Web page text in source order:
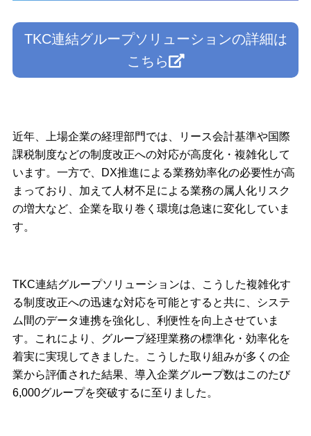
TKC連結グループソリューションの詳細は
こちら
近年、上場企業の経理部門では、リース会計基準や国際
課税制度などの制度改正への対応が高度化・複雑化して
います。一方で、DX推進による業務効率化の必要性が高
まっており、加えて人材不足による業務の属人化リスク
の増大など、企業を取り巻く環境は急速に変化していま
す。
TKC連結グループソリューションは、こうした複雑化す
る制度改正への迅速な対応を可能とすると共に、システ
ム間のデータ連携を強化し、利便性を向上させていま
す。これにより、グループ経理業務の標準化・効率化を
着実に実現してきました。こうした取り組みが多くの企
業から評価された結果、導入企業グループ数はこのたび
6,000グループを突破するに至りました。